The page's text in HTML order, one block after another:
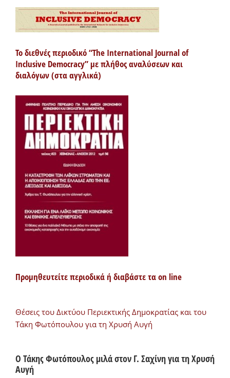
Το διεθνές περιοδικό “The International Journal of
Inclusive Democracy” με πλήθος αναλύσεων και
διαλόγων (στα αγγλικά)
Προμηθευτείτε περιοδικά ή διαβάστε τα on line
Θέσεις του Δικτύου Περιεκτικής Δημοκρατίας και του
Τάκη Φωτόπουλου για τη Χρυσή Αυγή
Ο Τάκης Φωτόπουλος μιλά στον Γ. Σαχίνη για τη Χρυσή
Αυγή